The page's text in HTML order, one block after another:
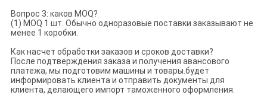
Вопрос 3: каков MOQ?
(1) MOQ 1 шт. Обычно одноразовые поставки заказывают не
менее 1 коробки.
Как насчет обработки заказов и сроков доставки?
После подтверждения заказа и получения авансового
платежа, мы подготовим машины и товары.будет
информировать клиента и отправить документы для
клиента, делающего импорт таможенного оформления.